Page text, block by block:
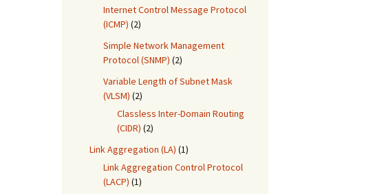
Internet Control Message Protocol
(ICMP) (2)
Simple Network Management
Protocol (SNMP) (2)
Variable Length of Subnet Mask
(VLSM) (2)
Classless Inter-Domain Routing
(CIDR) (2)
Link Aggregation (LA) (1)
Link Aggregation Control Protocol
(LACP) (1)